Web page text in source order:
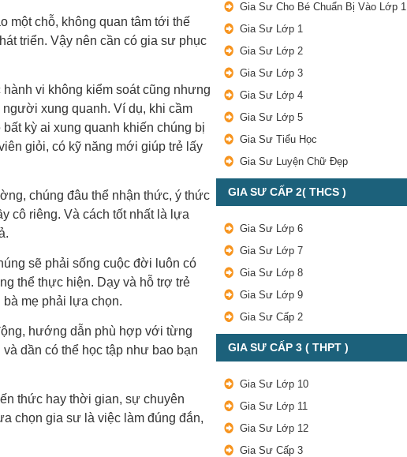
một chỗ, không quan tâm tới thế
triển. Vậy nên cần có gia sư phục
vi không kiểm soát cũng nhưng
xung quanh. Ví dụ, khi cầm
kỳ ai xung quanh khiến chúng bị
giỏi, có kỹ năng mới giúp trẻ lấy
chúng đâu thể nhận thức, ý thức
cô riêng. Và cách tốt nhất là lựa
sẽ phải sống cuộc đời luôn có
thể thực hiện. Dạy và hỗ trợ trẻ
mẹ phải lựa chọn.
hướng dẫn phù hợp với từng
dần có thể học tập như bao bạn
thức hay thời gian, sự chuyên
chọn gia sư là việc làm đúng đắn,
Gia Sư Cho Bé Chuẩn Bị Vào Lớp 1
Gia Sư Lớp 1
Gia Sư Lớp 2
Gia Sư Lớp 3
Gia Sư Lớp 4
Gia Sư Lớp 5
Gia Sư Tiểu Học
Gia Sư Luyện Chữ Đẹp
GIA SƯ CẤP 2( THCS )
Gia Sư Lớp 6
Gia Sư Lớp 7
Gia Sư Lớp 8
Gia Sư Lớp 9
Gia Sư Cấp 2
GIA SƯ CẤP 3 ( THPT )
Gia Sư Lớp 10
Gia Sư Lớp 11
Gia Sư Lớp 12
Gia Sư Cấp 3